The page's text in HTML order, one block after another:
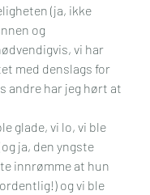
(ja, ikke
og
vi har
med denslags for
andre har jeg hørt at
glade, vi lo, vi ble
ja, den yngste
innrømme at hun
og vi ble